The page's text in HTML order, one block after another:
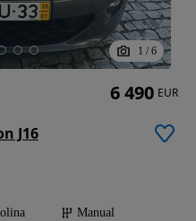
1 / 6
J16
Manual
6 490 EUR